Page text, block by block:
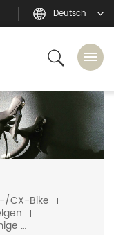
Deutsch
CX-Bike
60mm tiefe röhrenförmige u-Form aero 700c Carbonfaserstraßen-Diskettenfelgen